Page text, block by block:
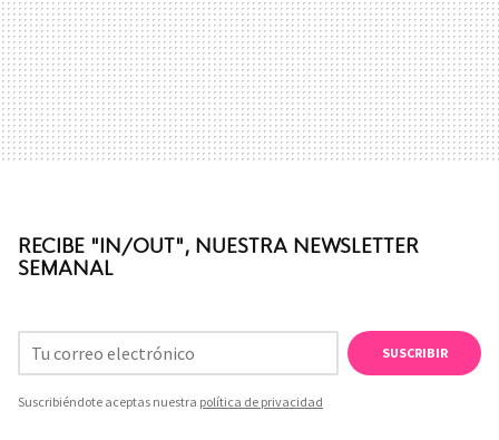
RECIBE "IN/OUT", NUESTRA NEWSLETTER
SEMANAL
SUSCRIBIR
Suscribiéndote aceptas nuestra política de privacidad